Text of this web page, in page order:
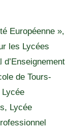
Européenne »,
les Lycées
de Tours-
Lycée